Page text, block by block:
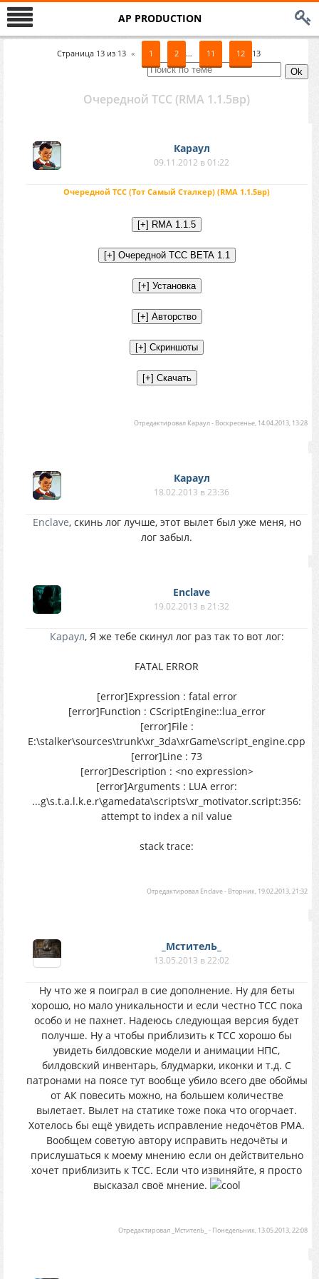
AP PRODUCTION
Страница 13из 13 « 1 2 … 11 12 13
Очередной ТСС (RMA 1.1.5вр)
Караул
09.11.2012 в 01:22
Очередной ТСС (Тот Самый Сталкер) (RMA 1.1.5вр)
Отредактировал Караул- Воскресенье, 14.04.2013, 13:28
Караул
18.02.2013 в 23:36
Enclave, скинь лог лучше, этот вылет был уже меня, но
лог забыл.
Enclave
19.02.2013 в 21:32
Караул, Я же тебе скинул лог раз так то вот лог:
FATAL ERROR
[error]Expression : fatal error
[error]Function : CScriptEngine::lua_error
[error]File :
E:\stalker\sources\trunk\xr_3da\xrGame\script_engine.cpp
[error]Line : 73
[error]Description : <no expression>
[error]Arguments : LUA error:
...g\s.t.a.l.k.e.r\gamedata\scripts\xr_motivator.script:356:
attempt to index a nil value
stack trace:
Отредактировал Enclave- Вторник, 19.02.2013, 21:32
_МстителЬ_
13.05.2013 в 22:02
Ну что же я поиграл в сие дополнение. Ну для беты
хорошо, но мало уникальности и если честно ТСС пока
особо и не пахнет. Надеюсь следующая версия будет
получше. Ну а чтобы приблизить к ТСС хорошо бы
увидеть билдовские модели и анимации НПС,
билдовский инвентарь, блудмарки, иконки и т.д. С
патронами на поясе тут вообще убило всего две обоймы
от АК повесить можно, на большем количестве
вылетает. Вылет на статике тоже пока что огорчает.
Хотелось бы ещё увидеть исправление недочётов РМА.
Вообщем советую автору исправить недочёты и
прислушаться к моему мнению если он действительно
хочет приблизить к ТСС. Если что извиняйте, я просто
высказал своё мнение.
Отредактировал _МстителЬ_ - Понедельник, 13.05.2013, 22:08